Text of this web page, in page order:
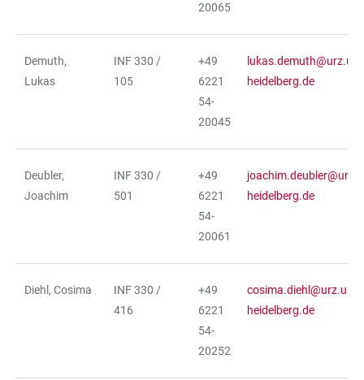
20065
Demuth,
Lukas
INF 330 /
105
+49
6221
54-
20045
lukas.demuth@urz.uni-
heidelberg.de
Deubler,
Joachim
INF 330 /
501
+49
6221
54-
20061
heidelberg.de
Diehl, Cosima
INF 330 /
416
+49
6221
54-
20252
cosima.diehl@urz.uni-
heidelberg.de